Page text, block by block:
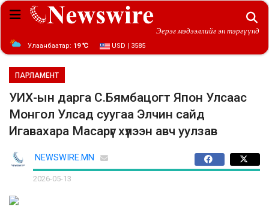
Эерэг мэдээллийг эн тэргүүнд
Улаанбаатар: 19 ℃ USD | 3585
ПАРЛАМЕНТ
УИХ-ын дарга С.Бямбацогт Япон Улсаас
Монгол Улсад суугаа Элчин сайд
Игавахара Масарүг хүлээн авч уулзав
NEWSWIRE.MN
2026-05-13